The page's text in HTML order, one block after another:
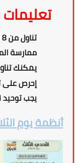
تعليمات
تناول من 8 لـ 12 كوب ماء يومياً
ممارسة
يمكنك
إحرص على
يجب توحيد
أنظمة يوم